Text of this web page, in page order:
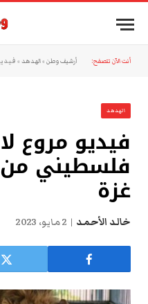
أنت الآن تتصفح: أرشيف وطن »الهدهد »
الهدهد
فيديو مروع
فلسطيني
غزة
خالد الأحمد 2 مايو، 2023